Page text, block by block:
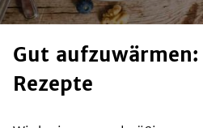
gut aufzuwärmen: die besten
Rezepte